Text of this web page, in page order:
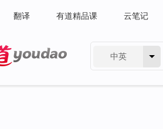
翻译 有道精品课 云笔记
中英